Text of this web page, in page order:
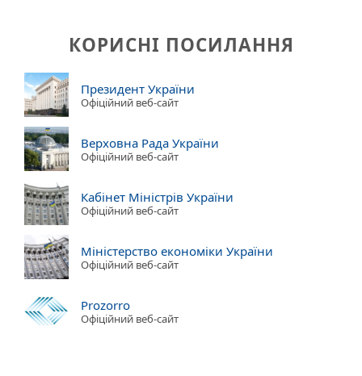
КОРИСНІ ПОСИЛАННЯ
Президент України
Офіційний веб-сайт
Верховна Рада України
Офіційний веб-сайт
Кабінет Міністрів України
Офіційний веб-сайт
Міністерство економіки України
Офіційний веб-сайт
Prozorro
Офіційний веб-сайт